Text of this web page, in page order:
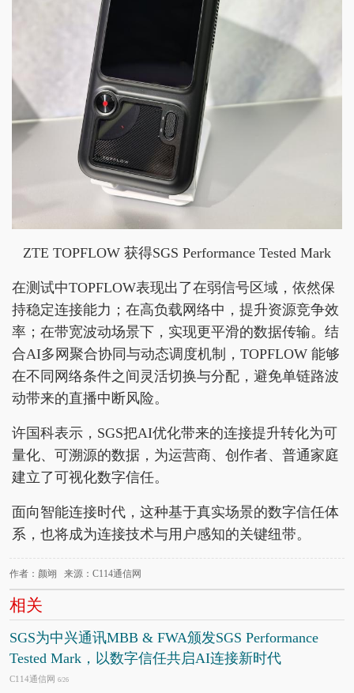
ZTE TOPFLOW 获得SGS Performance Tested Mark
在测试中TOPFLOW表现出了在弱信号区域，依然保
持稳定连接能力；在高负载网络中，提升资源竞争效
率；在带宽波动场景下，实现更平滑的数据传输。结
合AI多网聚合协同与动态调度机制，TOPFLOW 能够
在不同网络条件之间灵活切换与分配，避免单链路波
动带来的直播中断风险。
许国科表示，SGS把AI优化带来的连接提升转化为可
量化、可溯源的数据，为运营商、创作者、普通家庭
建立了可视化数字信任。
面向智能连接时代，这种基于真实场景的数字信任体
系，也将成为连接技术与用户感知的关键纽带。
作者：颜翊 来源：C114通信网
相关
SGS为中兴通讯MBB & FWA颁发SGS Performance
Tested Mark，以数字信任共启AI连接新时代
C114通信网 6/26